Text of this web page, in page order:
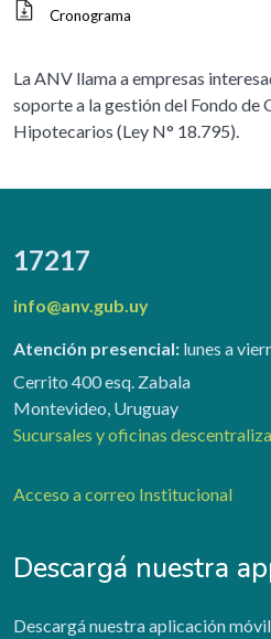
Cronograma
La ANV llama a empresas
soporte a la gestión del Fondo de
Hipotecarios (Ley N° 18.795).
17217
info@anv.gub.uy
Atención presencial: lunes a
Cerrito 400 esq. Zabala
Montevideo, Uruguay
Sucursales y oficinas
Acceso a correo Institucional
Descargá nuestra
Descargá nuestra aplicación